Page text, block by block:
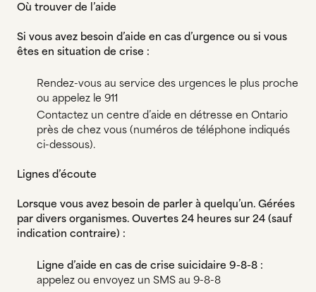
Où trouver de l’aide
Si vous avez besoin d’aide en cas d’urgence ou si vous
êtes en situation de crise :
Rendez-vous au service des urgences le plus proche
ou appelez le 911
Contactez un centre d’aide en détresse en Ontario
près de chez vous (numéros de téléphone indiqués
ci-dessous).
Lignes d’écoute
Lorsque vous avez besoin de parler à quelqu’un. Gérées
par divers organismes. Ouvertes 24 heures sur 24 (sauf
indication contraire) :
Ligne d’aide en cas de crise suicidaire 9-8-8 :
appelez ou envoyez un SMS au 9-8-8